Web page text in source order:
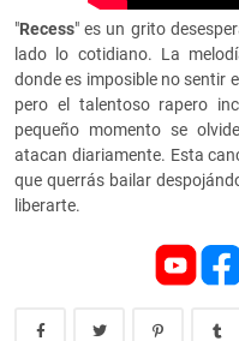
"Recess" es un grito
lado lo cotidiano. La
donde es imposible no sentir
pero el talentoso rapero
pequeño momento se
atacan diariamente. Esta
que querrás bailar
liberarte.